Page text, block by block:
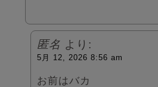
匿名 より:
5月 12, 2026 8:56 am
お前はバカ